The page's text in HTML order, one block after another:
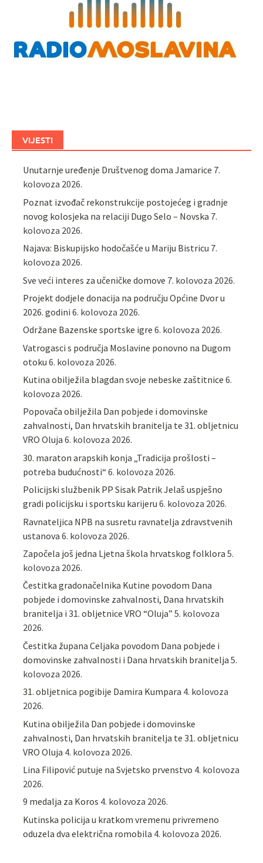
VIJESTI
Unutarnje uređenje Društvenog doma Jamarice 7.
kolovoza 2026.
Poznat izvođač rekonstrukcije postojećeg i gradnje
novog kolosjeka na relaciji Dugo Selo – Novska 7.
kolovoza 2026.
Najava: Biskupijsko hodočašće u Mariju Bistricu 7.
kolovoza 2026.
Sve veći interes za učeničke domove 7. kolovoza 2026.
Projekt dodjele donacija na području Općine Dvor u
2026. godini 6. kolovoza 2026.
Održane Bazenske sportske igre 6. kolovoza 2026.
Vatrogasci s područja Moslavine ponovno na Dugom
otoku 6. kolovoza 2026.
Kutina obilježila blagdan svoje nebeske zaštitnice 6.
kolovoza 2026.
Popovača obilježila Dan pobjede i domovinske
zahvalnosti, Dan hrvatskih branitelja te 31. obljetnicu
VRO Oluja 6. kolovoza 2026.
30. maraton arapskih konja „Tradicija prošlosti –
potreba budućnosti“ 6. kolovoza 2026.
Policijski službenik PP Sisak Patrik Jelaš uspješno
gradi policijsku i sportsku karijeru 6. kolovoza 2026.
Ravnateljica NPB na susretu ravnatelja zdravstvenih
ustanova 6. kolovoza 2026.
Započela još jedna Ljetna škola hrvatskog folklora 5.
kolovoza 2026.
Čestitka gradonačelnika Kutine povodom Dana
pobjede i domovinske zahvalnosti, Dana hrvatskih
branitelja i 31. obljetnice VRO “Oluja” 5. kolovoza
2026.
Čestitka župana Celjaka povodom Dana pobjede i
domovinske zahvalnosti i Dana hrvatskih branitelja 5.
kolovoza 2026.
31. obljetnica pogibije Damira Kumpara 4. kolovoza
2026.
Kutina obilježila Dan pobjede i domovinske
zahvalnosti, Dan hrvatskih branitelja te 31. obljetnicu
VRO Oluja 4. kolovoza 2026.
Lina Filipović putuje na Svjetsko prvenstvo 4. kolovoza
2026.
9 medalja za Koros 4. kolovoza 2026.
Kutinska policija u kratkom vremenu privremeno
oduzela dva električna romobila 4. kolovoza 2026.